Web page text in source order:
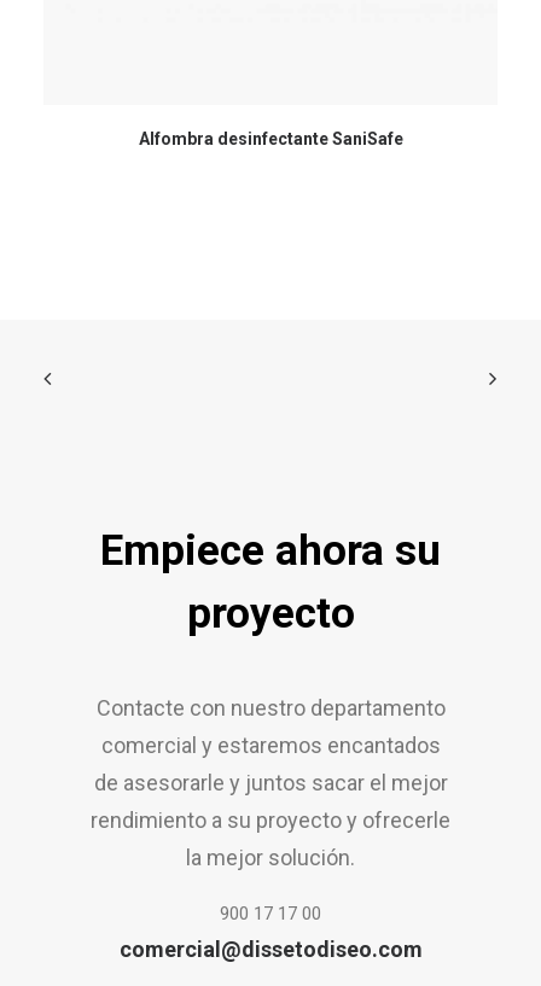
Alfombra desinfectante SaniSafe
Empiece ahora su
proyecto
Contacte con nuestro departamento
comercial y estaremos encantados
de asesorarle y juntos sacar el mejor
rendimiento a su proyecto y ofrecerle
la mejor solución.
900 17 17 00
comercial@dissetodiseo.com